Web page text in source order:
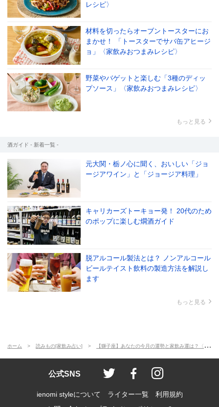
レシピ〉
材料を切ったらオーブントースターにお
まかせ！ 「トースターでサバ缶アヒージ
ョ」〈家飲みおつまみレシピ〉
野菜やバゲットと楽しむ「3種のディッ
プソース」〈家飲みおつまみレシピ〉
もっと見る
酒ガイド - 新着一覧 -
元大関・栃ノ心に聞く、おいしい「ジョ
ージアワイン」と「ジョージア料理」
キャリカーズトーキョー発！ 20代のため
のポップに楽しむ燗酒ガイド
脱アルコール製法とは？ ノンアルコール
ビールテイスト飲料の製造方法を解説し
ます
もっと見る
ホーム 読みもの[家飲み占い] 【獅子座】あなたの今月の運勢と家飲み運は？〈2023年9月の家飲み占い〉
公式SNS ienomi style[イ
ienomi style[
ienomi
ienomi styleについて ライター一覧
利用規約